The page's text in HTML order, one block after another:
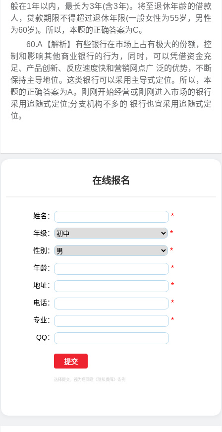
般在1年以内，最长为3年(含3年)。将至退休年龄的借款
人，贷款期限不得超过退休年限(一般女性为55岁，男性
为60岁)。所以，本题的正确答案为C。
60.A【解析】有些银行在市场上占有极大的份额，控
制和影响其他商业银行的行为，同时，可以凭借资金充
足、产品创新、反应速度快和营销网点广 泛的优势，不断
保持主导地位。这类银行可以采用主导式定位。所以，本
题的正确答案为A。刚刚开始经营或刚刚进入市场的银行
采用追随式定位;分支机构不多的 银行也宜采用追随式定
位。
在线报名
姓名： *
年级： *
性别： *
年龄： *
地址： *
电话： *
专业： *
QQ：
选择提交，视为您同意 《隐私保障》 条例